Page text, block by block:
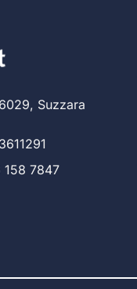
Suzzara
7847